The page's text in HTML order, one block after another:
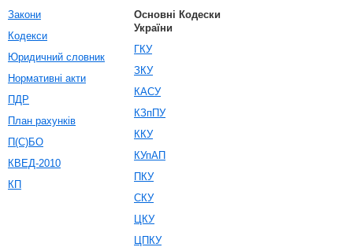
Закони
Кодекси
Юридичний словник
Нормативні акти
ПДР
План рахунків
П(С)БО
КВЕД-2010
КП
Основні Кодески
України
ГКУ
ЗКУ
КАСУ
КЗпПУ
ККУ
КУпАП
ПКУ
СКУ
ЦКУ
ЦПКУ